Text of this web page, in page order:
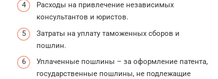
Расходы на привлечение независимых
консультантов и юристов.
Затраты на уплату таможенных сборов и
пошлин.
Уплаченные пошлины – за оформление патента,
государственные пошлины, не подлежащие